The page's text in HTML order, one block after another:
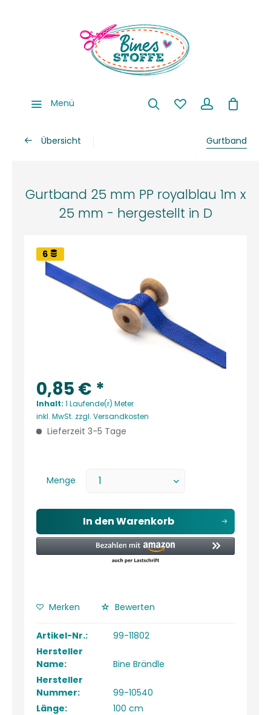
Menü
Übersicht Gurtband
Gurtband 25 mm PP royalblau 1m x
25 mm - hergestellt in D
6
0,85 € *
Inhalt: 1 Laufende(r) Meter
inkl. MwSt. zzgl. Versandkosten
Lieferzeit 3-5 Tage
Menge
In denWarenkorb
Merken Bewerten
Artikel-Nr.:
99-11802
Hersteller
Name:
Bine Brändle
Hersteller
Nummer:
99-10540
Länge:
100 cm